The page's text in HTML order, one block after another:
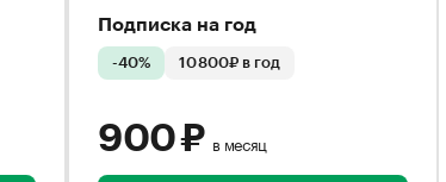
Подписка на год
-40% 10 800₽ в год
900 ₽ в месяц